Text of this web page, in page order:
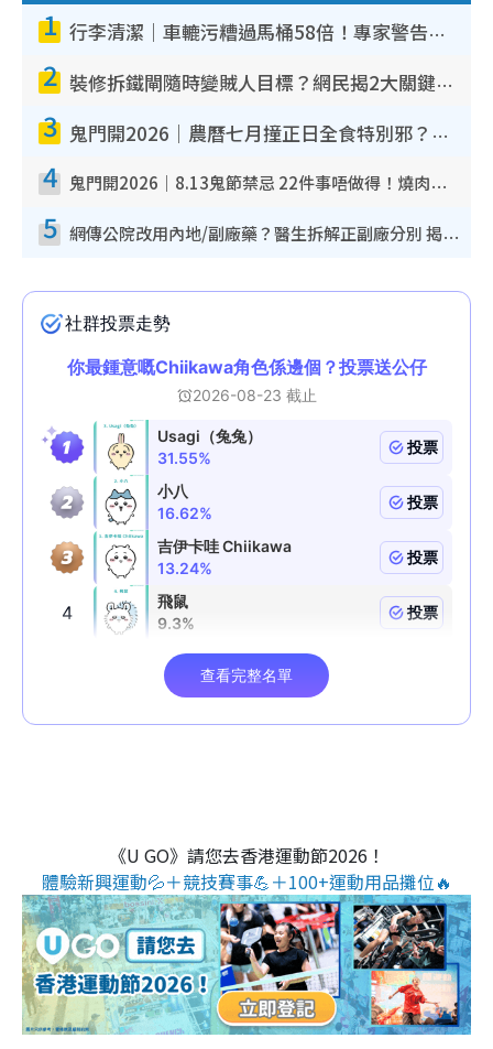
1 行李清潔｜車轆污糟過馬桶58倍！專家警告忌用酒精抹 教1招免污手除菌
2 裝修拆鐵閘隨時變賊人目標？網民揭2大關鍵用途：裝新式等於白裝？附新舊鐵閘分別
3 鬼門開2026｜農曆七月撞正日全食特別邪？專家警告切忌做一事！揭4大禁忌+2招保平安
4 鬼門開2026｜8.13鬼節禁忌 22件事唔做得！燒肉、刺身要少食？半夜勿吹口哨/打呢個電話
5 網傳公院改用內地/副廠藥？醫生拆解正副廠分別 揭4類人換藥隨時出事
《U GO》請您去香港運動節2026！
體驗新興運動💦＋競技賽事💪＋100+運動用品攤位🔥